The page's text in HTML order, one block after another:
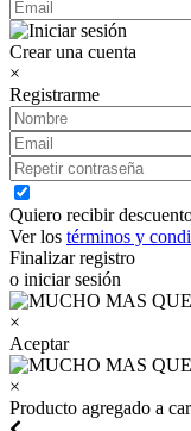
Crear una cuenta
×
Registrarme
Quiero recibir
Ver los términos y
Finalizar registro
o iniciar sesión
×
Aceptar
×
Producto agregado a